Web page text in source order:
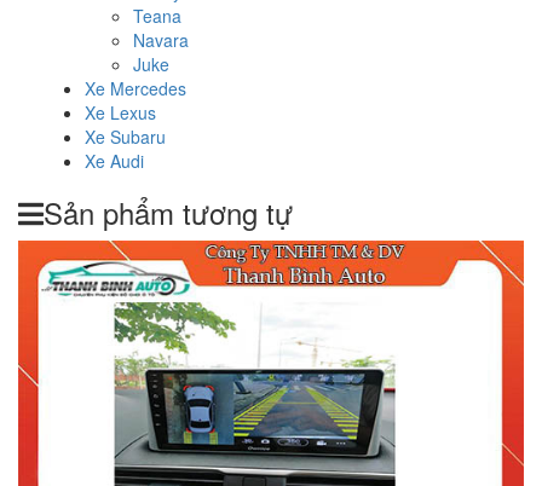
Teana
Navara
Juke
Xe Mercedes
Xe Lexus
Xe Subaru
Xe Audi
Sản phẩm tương tự